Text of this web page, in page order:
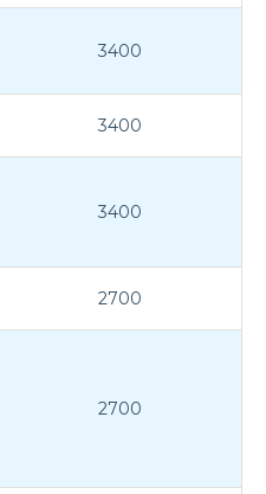
3400
3400
3400
2700
2700